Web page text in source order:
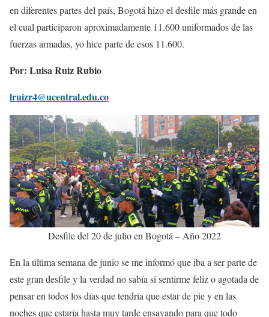
en diferentes partes del país, Bogotá hizo el desfile más grande en
el cual participaron aproximadamente 11.600 uniformados de las
fuerzas armadas, yo hice parte de esos 11.600.
Por: Luisa Ruiz Rubio
lruizr4@ucentral.edu.co
Desfile del 20 de julio en Bogotá – Año 2022
En la última semana de junio se me informó que iba a ser parte de
este gran desfile y la verdad no sabía si sentirme feliz o agotada de
pensar en todos los días que tendría que estar de pie y en las
noches que estaría hasta muy tarde ensayando para que todo